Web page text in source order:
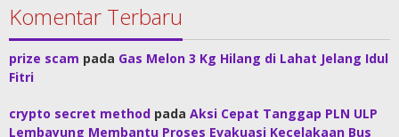
Komentar Terbaru
prize scam pada Gas Melon 3 Kg Hilang di Lahat Jelang Idul
Fitri
crypto secret method pada Aksi Cepat Tanggap PLN ULP
Lembayung Membantu Proses Evakuasi Kecelakaan Bus